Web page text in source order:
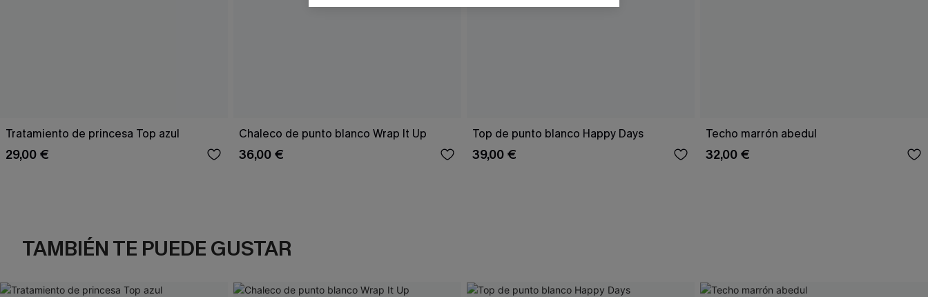
Tratamiento de princesa Top azul
29,00 €
Chaleco de punto blanco Wrap It Up
36,00 €
Top de punto blanco Happy Days
39,00 €
Techo marrón abedul
32,00 €
TAMBIÉN TE PUEDE GUSTAR